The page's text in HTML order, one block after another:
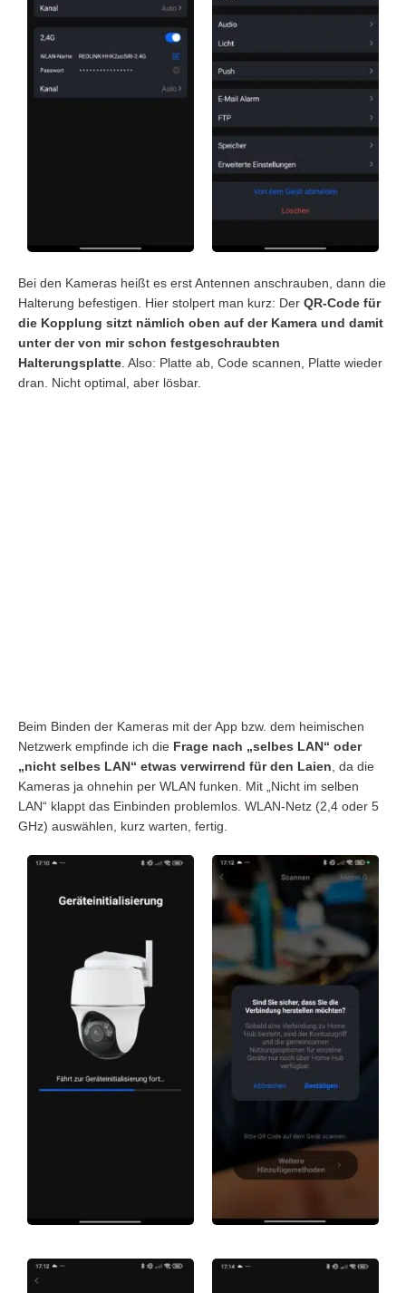
Bei den Kameras heißt es erst Antennen anschrauben, dann die
Halterung befestigen. Hier stolpert man kurz: Der QR-Code für
die Kopplung sitzt nämlich oben auf der Kamera und damit
unter der von mir schon festgeschraubten
Halterungsplatte . Also: Platte ab, Code scannen, Platte wieder
dran. Nicht optimal, aber lösbar.
Beim Binden der Kameras mit der App bzw. dem heimischen
Netzwerk empfinde ich die Frage nach „selbes LAN“ oder
„nicht selbes LAN“ etwas verwirrend für den Laien , da die
Kameras ja ohnehin per WLAN funken. Mit „Nicht im selben
LAN“ klappt das Einbinden problemlos. WLAN-Netz (2,4 oder 5
GHz) auswählen, kurz warten, fertig.